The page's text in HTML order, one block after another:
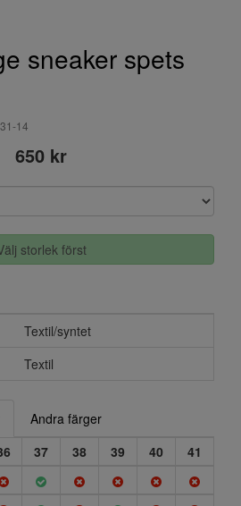
sneaker spets
14
650 kr
storlek först
Textil/syntet
Textil
Andra färger
37 38 39 40
41